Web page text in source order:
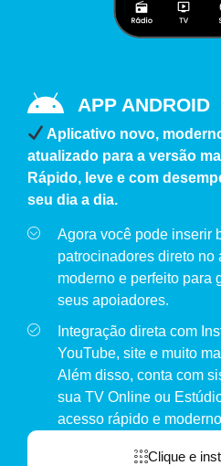
APP ANDROID
Aplicativo novo,
atualizado para a versão
Rápido, leve e com
seu dia a dia.
Agora você pode inserir
patrocinadores direto
moderno e perfeito para
seus apoiadores.
Integração direta com
YouTube, site e muito
Além disso, conta com
sua TV Online ou
acesso rápido e
Clique e